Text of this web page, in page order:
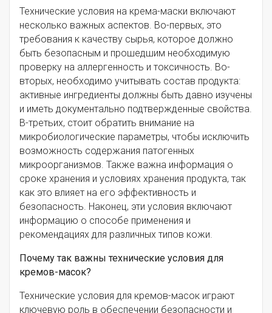
Технические условия на крема-маски включают
несколько важных аспектов. Во-первых, это
требования к качеству сырья, которое должно
быть безопасным и прошедшим необходимую
проверку на аллергенность и токсичность. Во-
вторых, необходимо учитывать состав продукта:
активные ингредиенты должны быть давно изучены
и иметь документально подтвержденные свойства.
В-третьих, стоит обратить внимание на
микробиологические параметры, чтобы исключить
возможность содержания патогенных
микроорганизмов. Также важна информация о
сроке хранения и условиях хранения продукта, так
как это влияет на его эффективность и
безопасность. Наконец, эти условия включают
информацию о способе применения и
рекомендациях для различных типов кожи.
Почему так важны технические условия для
кремов-масок?
Технические условия для кремов-масок играют
ключевую роль в обеспечении безопасности и